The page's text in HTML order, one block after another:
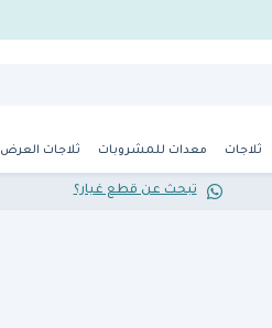
ثلاجات معدات للمشروبات ثلاجات العرض
تبحث عن قطع غيار؟